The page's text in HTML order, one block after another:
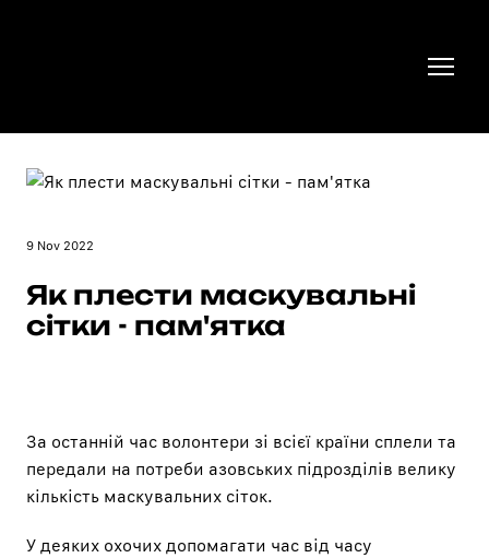
9 Nov 2022
Як плести маскувальні
сітки - пам'ятка
За останній час волонтери зі всієї країни сплели та
передали на потреби азовських підрозділів велику
кількість маскувальних сіток.
У деяких охочих допомагати час від часу